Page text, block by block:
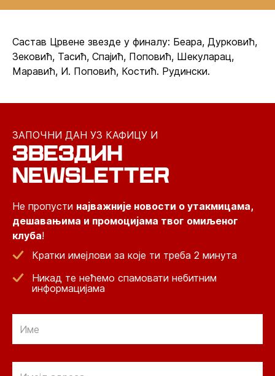
Састав Црвене звезде у финалу: Беара, Дурковић,
Зековић, Тасић, Спајић, Поповић, Шекуларац,
Маравић, И. Поповић, Костић. Рудински.
ЗАПОЧНИ ДАН УЗ КАФИЦУ И
ЗВЕЗДИН
NEWSLETTER
Не пропусти најважније новости о утакмицама,
дешавањима и промоцијама твог омиљеног
клуба!
Кратки имејлови за које ти треба 2 минута
Никад те нећемо спамовати небитним
информацијама